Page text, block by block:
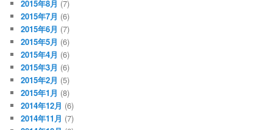
2015年8月 (7)
2015年7月 (6)
2015年6月 (7)
2015年5月 (6)
2015年4月 (6)
2015年3月 (6)
2015年2月 (5)
2015年1月 (8)
2014年12月 (6)
2014年11月 (7)